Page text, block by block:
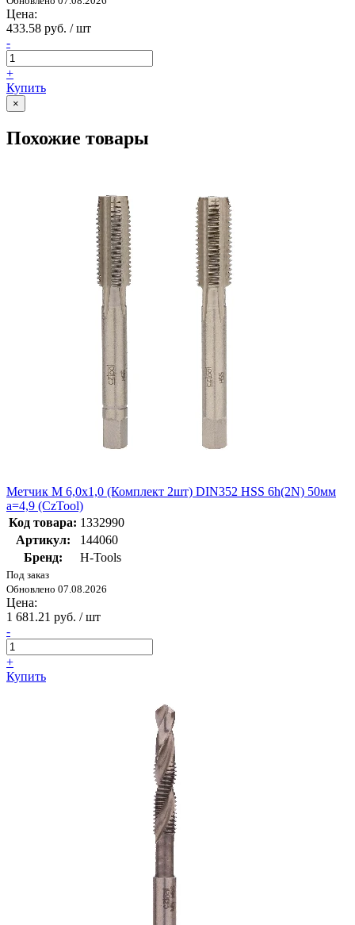
Цена:
433.58 руб. / шт
-
+
Купить
×
Похожие товары
Метчик М 6,0х1,0 (Комплект 2шт) DIN352 HSS 6h(2N) 50мм
a=4,9 (CzTool)
Код товара: 1332990
Артикул:
144060
Бренд:
H-Tools
Под заказ
Обновлено 07.08.2026
Цена:
1 681.21 руб. / шт
-
+
Купить